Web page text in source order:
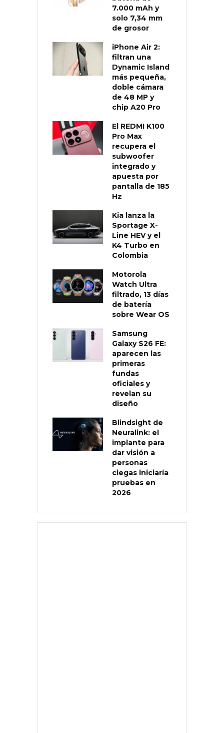
7.000 mAh y
solo 7,34 mm
de grosor
iPhone Air 2:
filtran una
Dynamic Island
más pequeña,
doble cámara
de 48 MP y
chip A20 Pro
El REDMI K100
Pro Max
recupera el
subwoofer
integrado y
apuesta por
pantalla de 185
Hz
Kia lanza la
Sportage X-
Line HEV y el
K4 Turbo en
Colombia
Motorola
Watch Ultra
filtrado, 13 días
de batería
sobre Wear OS
Samsung
Galaxy S26 FE:
aparecen las
primeras
fundas
oficiales y
revelan su
diseño
Blindsight de
Neuralink: el
implante para
dar visión a
personas
ciegas iniciaría
pruebas en
2026